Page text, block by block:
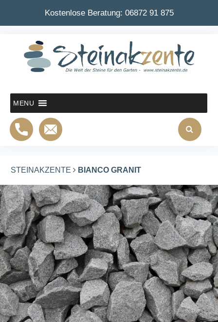
Kostenlose Beratung: 06872 91 875
MENU
STEINAKZENTE BIANCO GRANIT